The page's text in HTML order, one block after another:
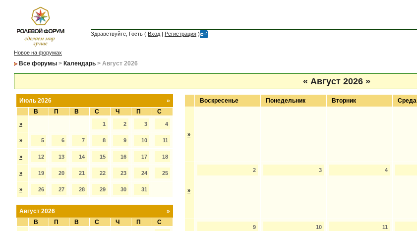
Здравствуйте, Гость ( Вход | Регистрация )
Новое на форумах
Все форумы > Календарь > Август 2026
« Август 2026 »
»
Июль 2026
В
П В С Ч П С
» 1 2 3 4
» 5 6 7 8 9 10 11
» 12 13 14 15 16 17 18
» 19 20 21 22 23 24 25
» 26 27 28 29 30 31
»
Август 2026
В
П В С Ч П С
Воскресенье Понедельник Вторник Среда
»
»
2 3 4
9 10 11